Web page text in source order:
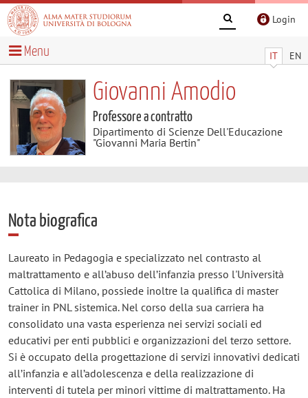
Login
IT EN
Menu
Giovanni Amodio
Professore a contratto
Dipartimento di Scienze Dell'Educazione
"Giovanni Maria Bertin"
Nota biografica
Laureato in Pedagogia e specializzato nel contrasto al
maltrattamento e all’abuso dell’infanzia presso l'Università
Cattolica di Milano, possiede inoltre la qualifica di master
trainer in PNL sistemica. Nel corso della sua carriera ha
consolidato una vasta esperienza nei servizi sociali ed
educativi per enti pubblici e organizzazioni del terzo settore.
Si è occupato della progettazione di servizi innovativi dedicati
all’infanzia e all’adolescenza e della realizzazione di
interventi di tutela per minori vittime di maltrattamento. Ha